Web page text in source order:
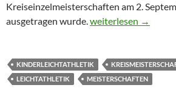
Kreiseinzelmeisterschaften am 2.
ausgetragen wurde.U8-
weiterlesen →
KINDERLEICHTATHLETIK
LEICHTATHLETIK
MEISTERSCHAFTEN